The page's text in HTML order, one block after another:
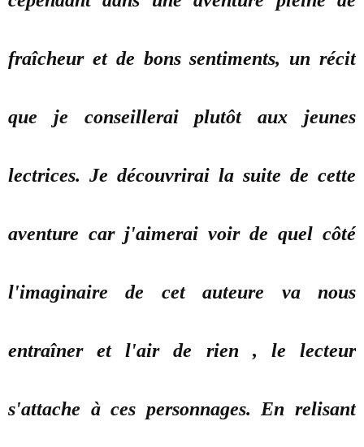
fraîcheur et de bons sentiments, un récit
que je conseillerai plutôt aux jeunes
lectrices. Je découvrirai la suite de cette
aventure car j'aimerai voir de quel côté
l'imaginaire de cet auteure va nous
entraîner et l'air de rien , le lecteur
s'attache à ces personnages. En relisant